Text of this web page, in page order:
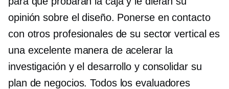
opinión sobre el diseño. Ponerse en contacto
con otros profesionales de su sector vertical es
una excelente manera de acelerar la
investigación y el desarrollo y consolidar su
plan de negocios. Todos los evaluadores